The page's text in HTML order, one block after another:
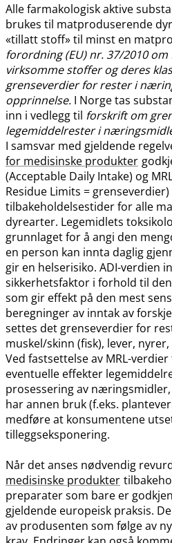
Alle farmakologisk aktive
brukes til matproduserende
«tillatt stoff» til minst en
forordning (EU) nr. 37/2010
virksomme stoffer og deres
grenseverdier for rester i
opprinnelse. I Norge tas
inn i vedlegg til forskrift om
legemiddelrester i
I samsvar med gjeldende
for medisinske produkter
(Acceptable Daily Intake) og
Residue Limits =
tilbakeholdelsestider for alle
dyrearter. Legemidlets
grunnlaget for å angi den
en person kan innta daglig
gir en helserisiko. ADI-verdien
sikkerhetsfaktor i forhold til
som gir effekt på den mest
beregninger av inntak av
settes det grenseverdier for
muskel​/​skinn (fisk), lever,
Ved fastsettelse av MRL-
eventuelle effekter
prosessering av
har annen bruk (f.eks.
medføre at konsumentene
tilleggseksponering.
Når det anses nødvendig
medisinske produkter
preparater som bare er
gjeldende europeisk praksis.
av produsenten som følge av